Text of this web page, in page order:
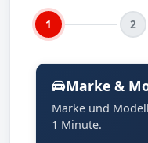
1 2
Marke &
Marke und
1 Minute.